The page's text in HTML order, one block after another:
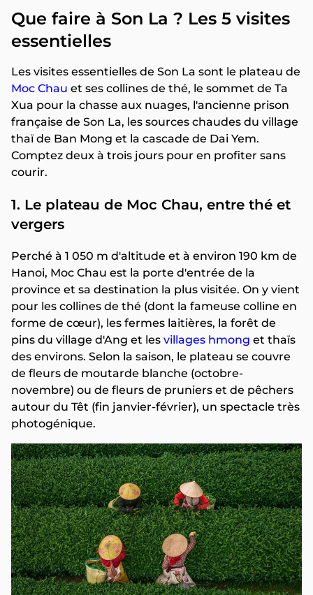
Que faire à Son La ? Les 5 visites
essentielles
Les visites essentielles de Son La sont le plateau de
Moc Chau et ses collines de thé, le sommet de Ta
Xua pour la chasse aux nuages, l'ancienne prison
française de Son La, les sources chaudes du village
thaï de Ban Mong et la cascade de Dai Yem.
Comptez deux à trois jours pour en profiter sans
courir.
1. Le plateau de Moc Chau, entre thé et
vergers
Perché à 1 050 m d'altitude et à environ 190 km de
Hanoi, Moc Chau est la porte d'entrée de la
province et sa destination la plus visitée. On y vient
pour les collines de thé (dont la fameuse colline en
forme de cœur), les fermes laitières, la forêt de
pins du village d'Ang et les villages hmong et thaïs
des environs. Selon la saison, le plateau se couvre
de fleurs de moutarde blanche (octobre-
novembre) ou de fleurs de pruniers et de pêchers
autour du Têt (fin janvier-février), un spectacle très
photogénique.